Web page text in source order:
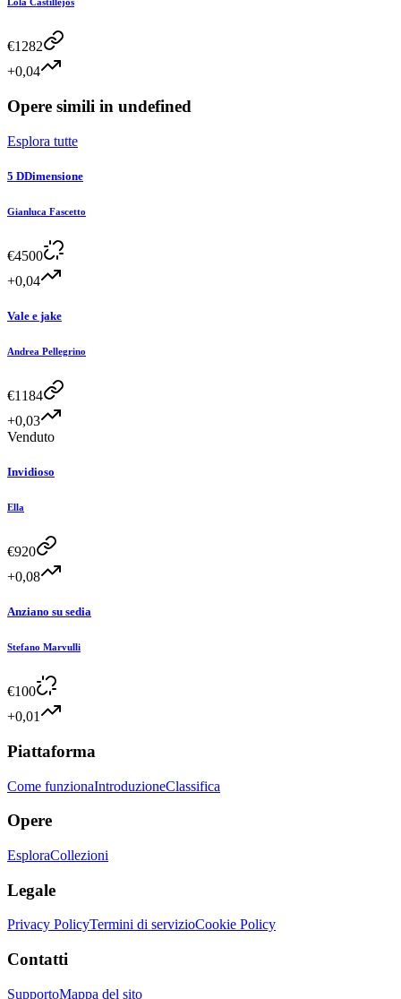
€1282
+0,04
Opere simili in undefined
Esplora tutte
5 DDimensione
Gianluca Fascetto
€4500
+0,04
Vale e jake
Andrea Pellegrino
€1184
+0,03
Venduto
Invidioso
Ella
€920
+0,08
Anziano su sedia
Stefano Marvulli
€100
+0,01
Piattaforma
Come funzionaIntroduzioneClassifica
Opere
EsploraCollezioni
Legale
Privacy PolicyTermini di servizioCookie Policy
Contatti
SupportoMappa del sito